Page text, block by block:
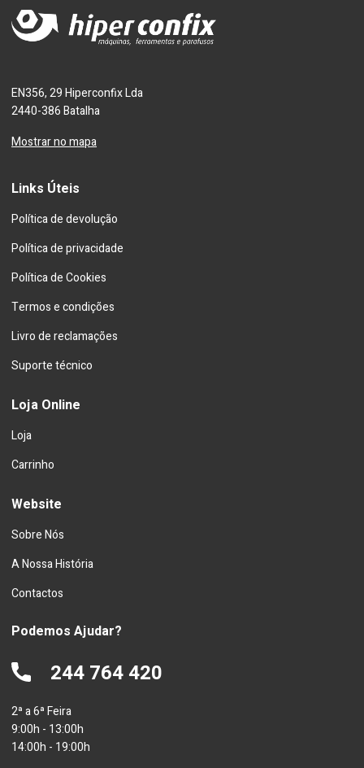
EN356, 29 Hiperconfix Lda
2440-386 Batalha
Mostrar no mapa
Links Úteis
Política de devolução
Política de privacidade
Política de Cookies
Termos e condições
Livro de reclamações
Suporte técnico
Loja Online
Loja
Carrinho
Website
Sobre Nós
A Nossa História
Contactos
Podemos Ajudar?
244 764 420
2ª a 6ª Feira
9:00h - 13:00h
14:00h - 19:00h